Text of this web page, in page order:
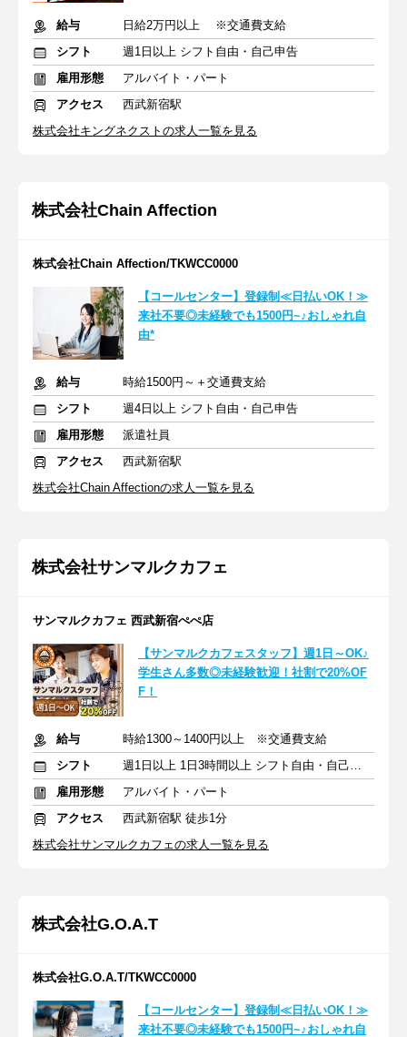
給与
日給2万円以上 ※交通費支給
シフト
週1日以上 シフト自由・自己申告
雇用形態
アルバイト・パート
アクセス
西武新宿駅
株式会社キングネクストの求人一覧を見る
株式会社Chain Affection
株式会社Chain Affection/TKWCC0000
【コールセンター】登録制≪日払いOK！≫
来社不要◎未経験でも1500円~♪おしゃれ自
由*
給与
時給1500円～＋交通費支給
シフト
週4日以上 シフト自由・自己申告
雇用形態
派遣社員
アクセス
西武新宿駅
株式会社Chain Affectionの求人一覧を見る
株式会社サンマルクカフェ
サンマルクカフェ 西武新宿ぺぺ店
【サンマルクカフェスタッフ】週1日～OK♪
学生さん多数◎未経験歓迎！社割で20%OF
F！
給与
時給1300～1400円以上 ※交通費支給
シフト
週1日以上 1日3時間以上 シフト自由・自己申告
雇用形態
アルバイト・パート
アクセス
西武新宿駅 徒歩1分
株式会社サンマルクカフェの求人一覧を見る
株式会社G.O.A.T
株式会社G.O.A.T/TKWCC0000
【コールセンター】登録制≪日払いOK！≫
来社不要◎未経験でも1500円~♪おしゃれ自